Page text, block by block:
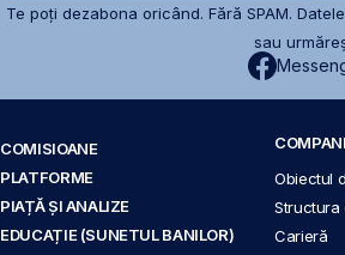
Te poți dezabona oricând. Fără SPAM.
sau
COMISIOANE
PLATFORME
PIAȚĂ ȘI ANALIZE
EDUCAȚIE (SUNETUL BANILOR)
Obiectul
Structura
Carieră